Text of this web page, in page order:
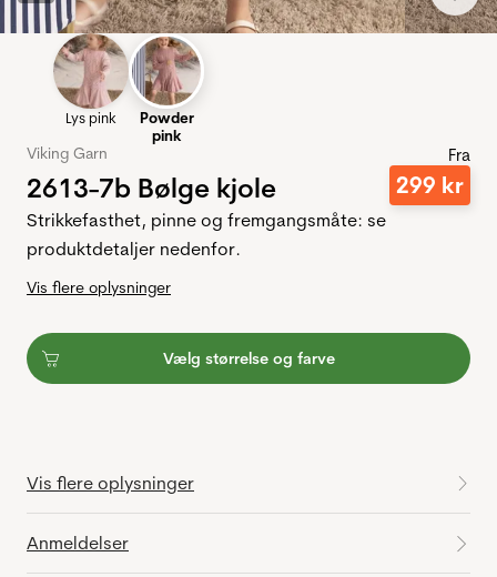
Lys pink
Powder
pink
Viking Garn
2613-7b Bølge kjole
Fra
299 kr
Strikkefasthet, pinne og fremgangsmåte: se
produktdetaljer nedenfor.
Vis flere oplysninger
Vælg størrelse og farve
Vis flere oplysninger
Anmeldelser